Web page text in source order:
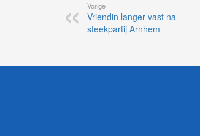
Vorige
Vriendin langer vast na
steekpartij Arnhem